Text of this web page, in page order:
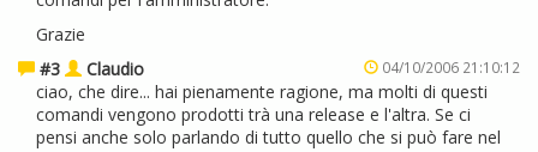
Grazie
#3
Claudio 04/10/2006 21:10:12
ciao, che dire... hai pienamente ragione, ma molti di questi
comandi vengono prodotti trà una release e l'altra. Se ci
pensi anche solo parlando di tutto quello che si può fare nel